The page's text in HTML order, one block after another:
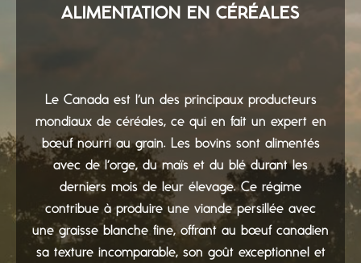
ALIMENTATION EN CÉRÉALES
Le Canada est l’un des principaux producteurs
mondiaux de céréales, ce qui en fait un expert en
bœuf nourri au grain. Les bovins sont alimentés
avec de l’orge, du maïs et du blé durant les
derniers mois de leur élevage. Ce régime
contribue à produire une viande persillée avec
une graisse blanche fine, offrant au bœuf canadien
sa texture incomparable, son goût exceptionnel et